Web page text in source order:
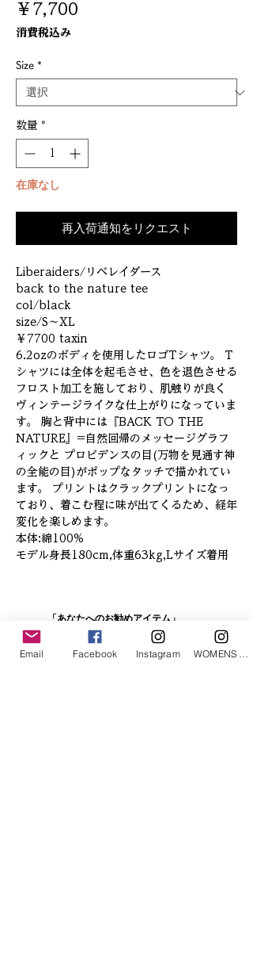
￥7,700
消費税込み
Size *
数量 *
在庫なし
再入荷通知をリクエスト
Liberaiders/リベレイダース
back to the nature tee
col/black
size/S～XL
￥7700 taxin
6.2ozのボディを使用したロゴTシャツ。 T
シャツには全体を起毛させ、色を退色させる
フロスト加工を施しており、肌触りが良く
ヴィンテージライクな仕上がりになっていま
す。 胸と背中には『BACK TO THE
NATURE』=自然回帰のメッセージグラフ
ィックと プロビデンスの目(万物を見通す神
の全能の目)がポップなタッチで描かれてい
ます。 プリントはクラックプリントになっ
ており、着こむ程に味が出てくるため、経年
変化を楽しめます。
本体:綿100%
モデル身長180cm,体重63kg,Lサイズ着用
「あなたへのお勧めアイテム」
Email Facebook Instagram